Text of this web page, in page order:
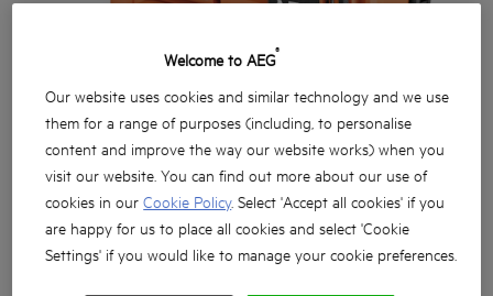
Welcome to AEG®
Our website uses cookies and similar technology and we use
them for a range of purposes (including, to personalise
content and improve the way our website works) when you
visit our website. You can find out more about our use of
cookies in ourCookie Policy. Select 'Accept all cookies' if you
are happy for us to place all cookies and select 'Cookie
Settings' if you would like to manage your cookie preferences.